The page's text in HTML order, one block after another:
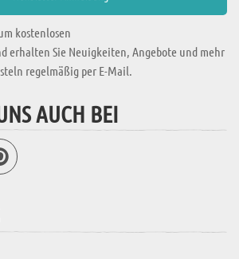
kostenlosen
erhalten Sie Neuigkeiten, Angebote und mehr
regelmäßig per E-Mail.
AUCH BEI